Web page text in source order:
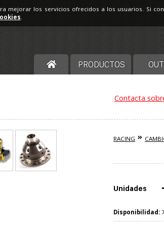
PRODUCTOS
Contacta
RACING
Unidades
Disponibilidad:
mejorar los servicios ofrecidos a los usuarios. Si
.